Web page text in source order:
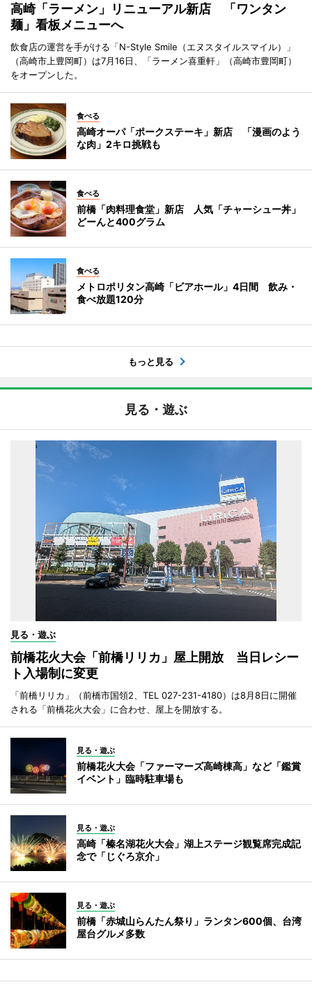
高崎「ラーメン」リニューアル新店 「ワンタン
麺」看板メニューへ
飲食店の運営を手がける「N-Style Smile（エヌスタイルスマイル）」
（高崎市上豊岡町）は7月16日、「ラーメン喜重軒」（高崎市豊岡町）
をオープンした。
食べる
高崎オーパ「ポークステーキ」新店 「漫画のよう
な肉」2キロ挑戦も
食べる
前橋「肉料理食堂」新店 人気「チャーシュー丼」
どーんと400グラム
食べる
メトロポリタン高崎「ビアホール」4日間 飲み・
食べ放題120分
もっと見る
見る・遊ぶ
見る・遊ぶ
前橋花火大会「前橋リリカ」屋上開放 当日レシー
ト入場制に変更
「前橋リリカ」（前橋市国領2、TEL 027-231-4180）は8月8日に開催
される「前橋花火大会」に合わせ、屋上を開放する。
見る・遊ぶ
前橋花火大会「ファーマーズ高崎棟高」など「鑑賞
イベント」臨時駐車場も
見る・遊ぶ
高崎「榛名湖花火大会」湖上ステージ観覧席完成記
念で「じぐろ京介」
見る・遊ぶ
前橋「赤城山らんたん祭り」ランタン600個、台湾
屋台グルメ多数